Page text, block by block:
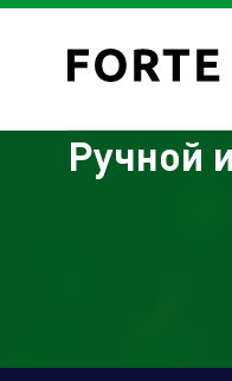
Ручной